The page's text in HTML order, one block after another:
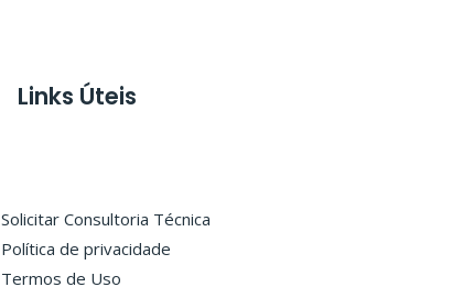
Links Úteis
Solicitar Consultoria Técnica
Política de privacidade
Termos de Uso